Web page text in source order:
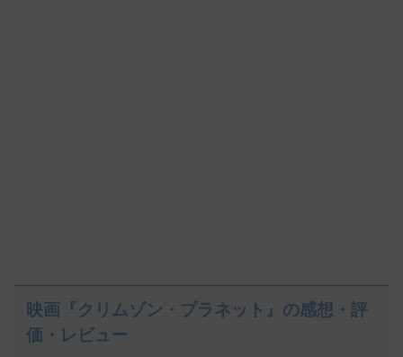
映画『クリムゾン・プラネット』の感想・評
価・レビュー